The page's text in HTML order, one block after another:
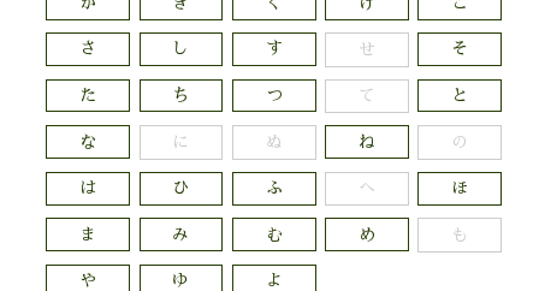
さ し す せ そ
た ち つ て と
な に ぬ ね の
は ひ ふ へ ほ
ま み む め も
や ゆ よ